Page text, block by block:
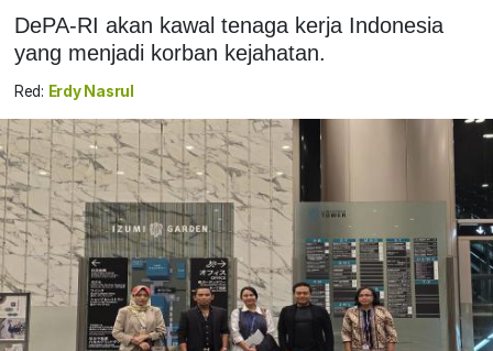
DePA-RI akan kawal tenaga kerja Indonesia
yang menjadi korban kejahatan.
Red: Erdy Nasrul